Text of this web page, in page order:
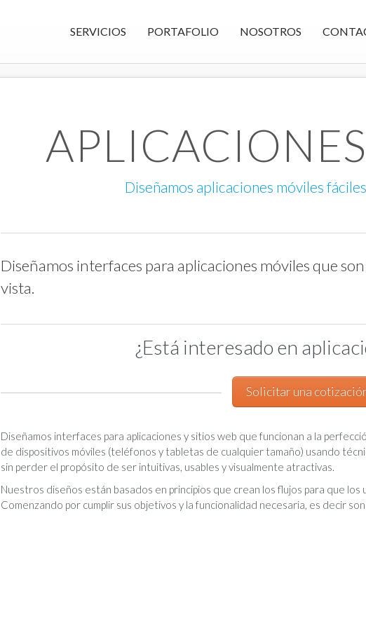
SERVICIOS PORTAFOLIO NOSOTROS
Diseñamos aplicaciones móviles
Diseñamos interfaces para aplicaciones móviles que
vista.
¿Está interesado en
Solicitar una
Diseñamos interfaces para aplicaciones y sitios web que funcionan a la
de dispositivos móviles (teléfonos y tabletas de cualquier tamaño) usando
sin perder el propósito de ser intuitivas, usables y visualmente atractivas.
Nuestros diseños están basados en principios que crean los flujos para que los
Comenzando por cumplir sus objetivos y la funcionalidad necesaria, es decir